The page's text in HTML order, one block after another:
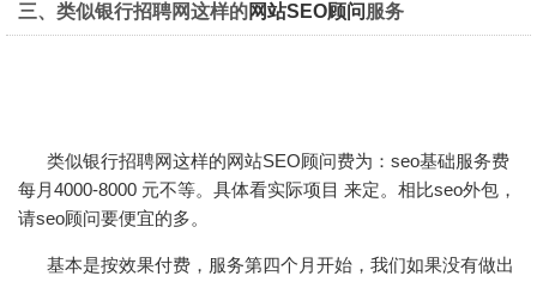
三、类似银行招聘网这样的网站SEO顾问 服务
类似银行招聘网这样的网站SEO顾问费为：seo基础服务费
每月4000-8000 元不等。具体看实际项目 来定。相比seo外包，
请seo顾问要便宜的多。
基本是按效果付费，服务第四个月开始，我们如果没有做出